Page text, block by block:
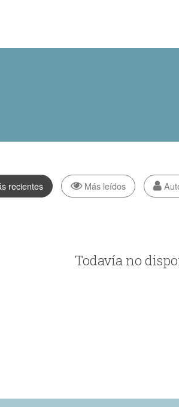
recientes Más leídos
Todavía no